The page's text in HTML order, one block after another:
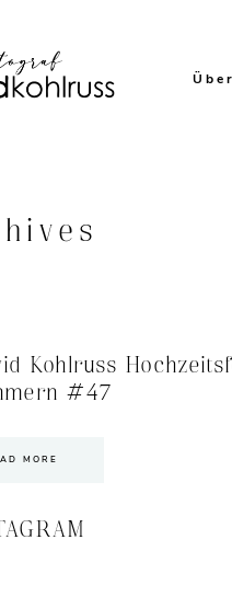
Kohlruss
#47
MORE